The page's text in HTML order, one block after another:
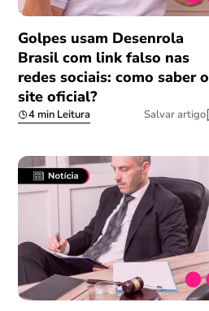
Golpes usam Desenrola
Brasil com link falso nas
redes sociais: como saber o
site oficial?
4 min Leitura Salvar artigo